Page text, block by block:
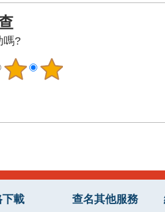
嗎?
下載 查名其他服務